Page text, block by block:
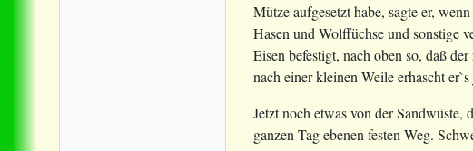
Mütze aufgesetzt habe, sagte er,
Hasen und Wolffüchse und sonstige
Eisen befestigt, nach oben so, daß
nach einer kleinen Weile erhascht er`s
Jetzt noch etwas von der
ganzen Tag ebenen festen Weg.